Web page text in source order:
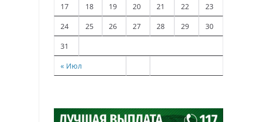
« Июл
17 18 19 20 21 22 23
24 25 26 27 28 29 30
31